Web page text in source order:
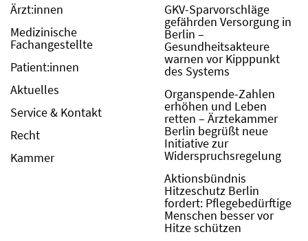
Ärzt:innen
Medizinische
Fachangestellte
Patient:innen
Aktuelles
Service & Kontakt
Recht
Kammer
GKV-Sparvorschläge
gefährden Versorgung in
Berlin –
Gesundheitsakteure
warnen vor Kipppunkt
des Systems
Organspende-Zahlen
erhöhen und Leben
retten – Ärztekammer
Berlin begrüßt neue
Initiative zur
Widerspruchsregelung
Aktionsbündnis
Hitzeschutz Berlin
fordert: Pflegebedürftige
Menschen besser vor
Hitze schützen